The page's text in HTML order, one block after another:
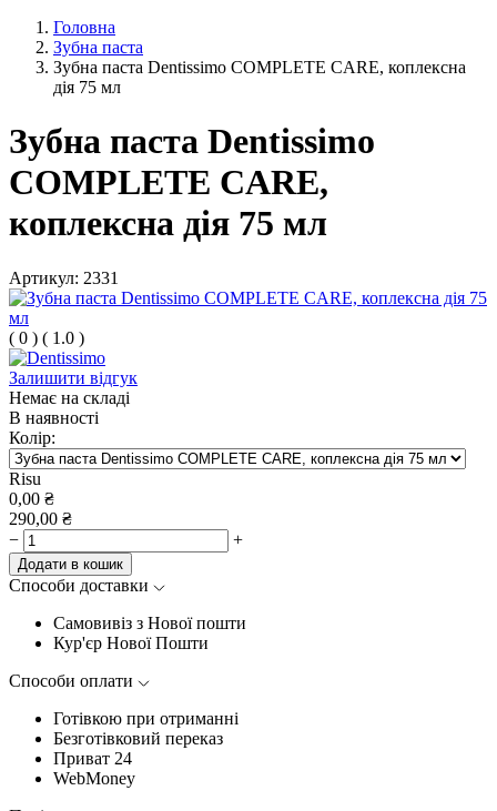
Головна
Зубна паста
Зубна паста Dentissimo COMPLETE CARE, коплексна
дія 75 мл
Зубна паста Dentissimo
COMPLETE CARE,
коплексна дія 75 мл
Артикул: 2331
( 0 ) ( 1.0 )
Залишити відгук
Немає на складі
В наявності
Колір:
Risu
0,00 ₴
290,00 ₴
−
+
Додати в кошик
Способи доставки
Самовивіз з Нової пошти
Кур'єр Нової Пошти
Способи оплати
Готівкою при отриманні
Безготівковий переказ
Приват 24
WebMoney